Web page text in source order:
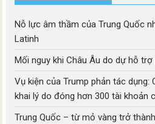
Nỗ lực âm thầm của Trung Quốc
Latinh
Mối nguy khi Châu Âu do dự hỗ
Vụ kiện của Trump phản tác dụng:
khai lý do đóng hơn 300 tài khoản
Trung Quốc – từ mỏ vàng trở